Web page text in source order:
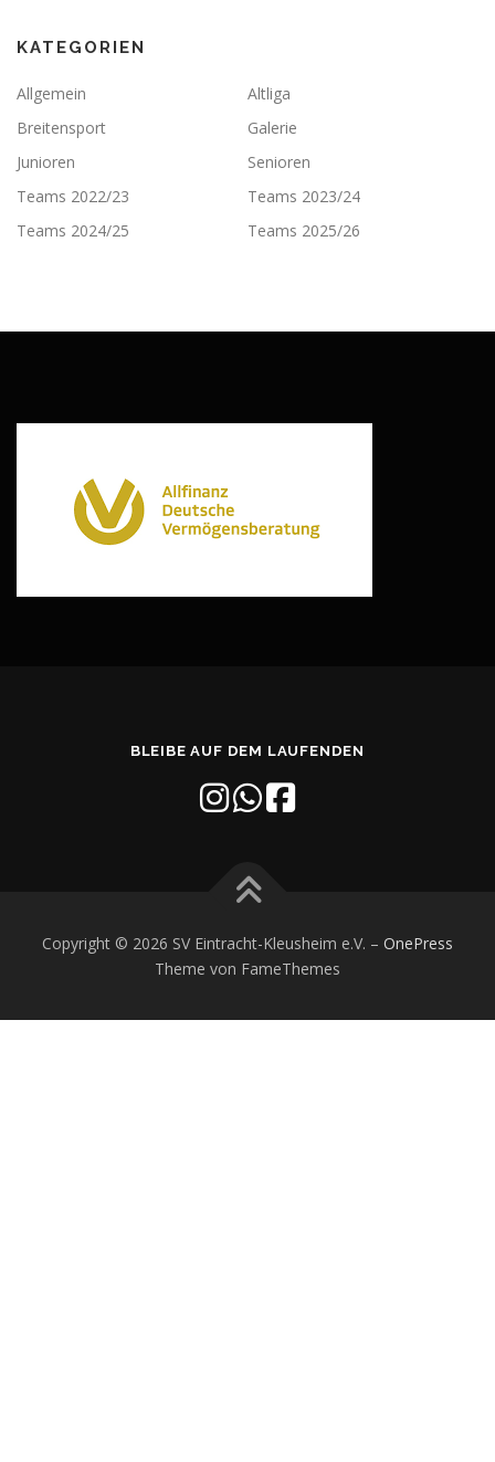
KATEGORIEN
Allgemein
Altliga
Breitensport
Galerie
Junioren
Senioren
Teams 2022/23
Teams 2023/24
Teams 2024/25
Teams 2025/26
BLEIBE AUF DEM LAUFENDEN
Copyright © 2026 SV Eintracht-Kleusheim e.V. – OnePress
Theme von FameThemes